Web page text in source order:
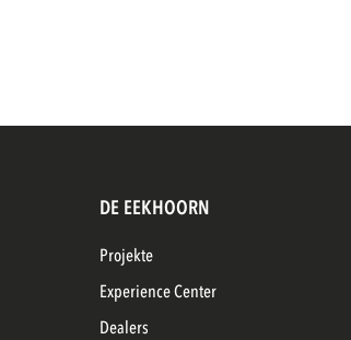
DE EEKHOORN
Projekte
Experience Center
Dealers